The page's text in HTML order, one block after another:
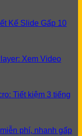
Kế Slide Gấp 10
Xem Video
Tiết kiệm 3 tiếng
phí, nhanh gấp